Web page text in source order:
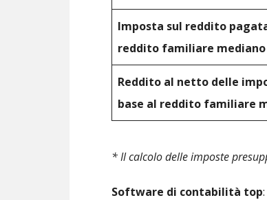
Imposta sul reddito
reddito familiare mediano
Reddito al netto delle
base al reddito familiare
* Il calcolo delle imposte
Software di contabilità top: